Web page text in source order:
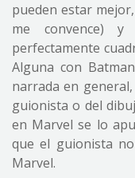
pueden estar
me convence)
perfectamente
Alguna con
narrada en
guionista o del
en Marvel se lo
que el guionista
Marvel.